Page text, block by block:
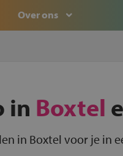
Over ons
in Boxtel
in Boxtel voor je in